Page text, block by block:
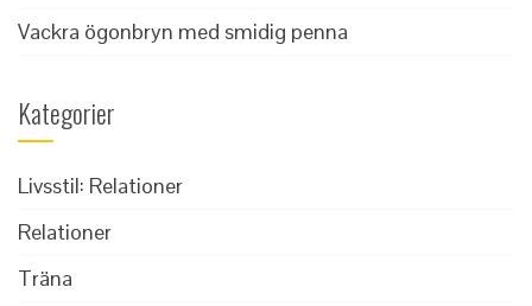
Vackra ögonbryn med smidig penna
Kategorier
Livsstil: Relationer
Relationer
Träna